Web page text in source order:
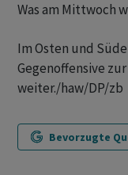
Was am Mittwoch
Im Osten und
Gegenoffensive
weiter./haw/DP/zb
Bevorzugte